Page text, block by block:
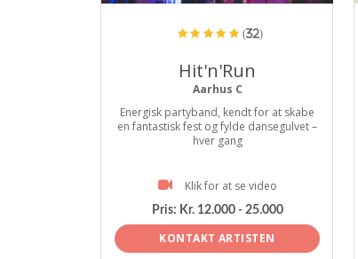
(32)
Hit'n'Run
Aarhus C
Energisk partyband, kendt for at skabe
en fantastisk fest og fylde dansegulvet –
hver gang
Klik for at se video
Pris: Kr. 12.000 - 25.000
KONTAKT ARTISTEN